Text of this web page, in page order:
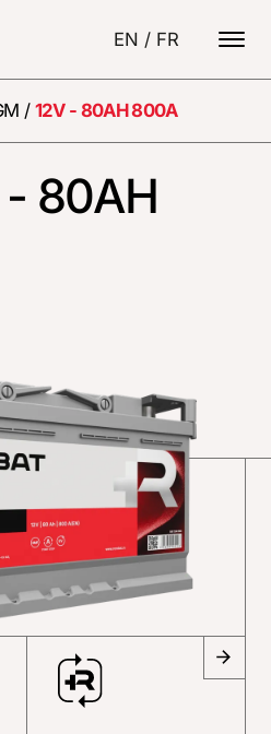
EN / FR
/ 12V - 80AH 800A
- 80AH